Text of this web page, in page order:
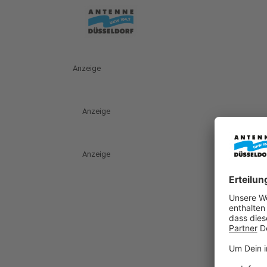
Anzeige
Anzeige
Anzeige